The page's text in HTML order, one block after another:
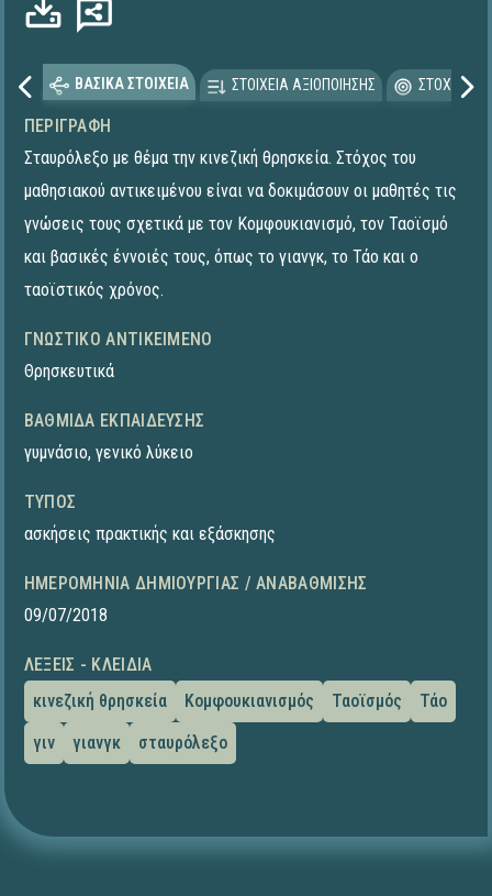
ΒΑΣΙΚΑ ΣΤΟΙΧΕΙΑ ΣΤΟΙΧΕΙΑ ΑΞΙΟΠΟΙΗΣΗΣ
ΠΕΡΙΓΡΑΦΉ
Σταυρόλεξο με θέμα την κινεζική θρησκεία. Στόχος του
μαθησιακού αντικειμένου είναι να δοκιμάσουν οι μαθητές τις
γνώσεις τους σχετικά με τον Κομφουκιανισμό, τον Ταοϊσμό
και βασικές έννοιές τους, όπως το γιανγκ, το Τάο και ο
ταοϊστικός χρόνος.
ΓΝΩΣΤΙΚΌ ΑΝΤΙΚΕΊΜΕΝΟ
Θρησκευτικά
ΒΑΘΜΊΔΑ ΕΚΠΑΊΔΕΥΣΗΣ
γυμνάσιο, γενικό λύκειο
ΤΎΠΟΣ
ασκήσεις πρακτικής και εξάσκησης
ΗΜΕΡΟΜΗΝΊΑ ΔΗΜΙΟΥΡΓΊΑΣ / ΑΝΑΒΆΘΜΙΣΗΣ
09/07/2018
ΛΈΞΕΙΣ - ΚΛΕΙΔΙΆ
κινεζική θρησκεία
Κομφουκιανισμός Ταοϊσμός
Τάο
γιν
γιανγκ σταυρόλεξο